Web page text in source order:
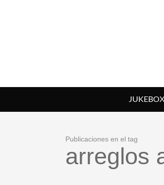
JUKEBOX
Publicaciones en el tag
arreglos